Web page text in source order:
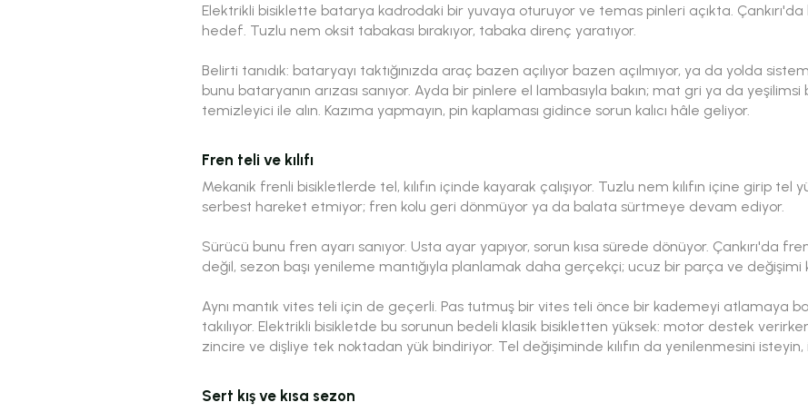
Elektrikli bisiklette batarya kadrodaki bir yuvaya oturuyor ve temas pinleri açıkta.
hedef. Tuzlu nem oksit tabakası bırakıyor, tabaka direnç yaratıyor.
Belirti tanıdık: bataryayı taktığınızda araç bazen açılıyor bazen açılmıyor, ya da yolda sistem
bunu bataryanın arızası sanıyor. Ayda bir pinlere el lambasıyla bakın; mat gri ya da
temizleyici ile alın. Kazıma yapmayın, pin kaplaması gidince sorun kalıcı hâle geliyor.
Fren teli ve kılıfı
Mekanik frenli bisikletlerde tel, kılıfın içinde kayarak çalışıyor. Tuzlu nem kılıfın içine girip tel
serbest hareket etmiyor; fren kolu geri dönmüyor ya da balata sürtmeye devam ediyor.
Sürücü bunu fren ayarı sanıyor. Usta ayar yapıyor, sorun kısa sürede dönüyor. Çankırı'da
değil, sezon başı yenileme mantığıyla planlamak daha gerçekçi; ucuz bir parça ve değişimi
Aynı mantık vites teli için de geçerli. Pas tutmuş bir vites teli önce bir kademeyi atlamaya
takılıyor. Elektrikli bisikletde bu sorunun bedeli klasik bisikletten yüksek: motor destek
zincire ve dişliye tek noktadan yük bindiriyor. Tel değişiminde kılıfın da yenilenmesini isteyin,
Sert kış ve kısa sezon